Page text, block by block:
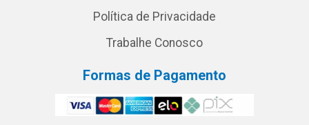
Política de Privacidade
Trabalhe Conosco
Formas de Pagamento